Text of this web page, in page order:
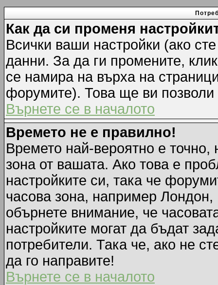
Как да си променя
Всички ваши настройки (ако
данни. За да ги промените,
се намира на върха на
форумите). Това ще ви позволи
Върнете се в началото
Времето не е правилно!
Времето най-вероятно е точно,
зона от вашата. Ако това е
настройките си, така че
часова зона, например
обърнете внимание, че
настройките могат да бъдат
потребители. Така че, ако не
да го направите!
Върнете се в началото